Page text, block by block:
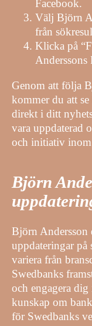
Facebook.
Välj Björn
från
Klicka på
Anderssons
Genom att följa
kommer du att
direkt i ditt
vara uppdaterad
och initiativ
Björn
Björn Andersson
uppdateringar på
variera från
Swedbanks
och engagera
kunskap om
för Swedbanks